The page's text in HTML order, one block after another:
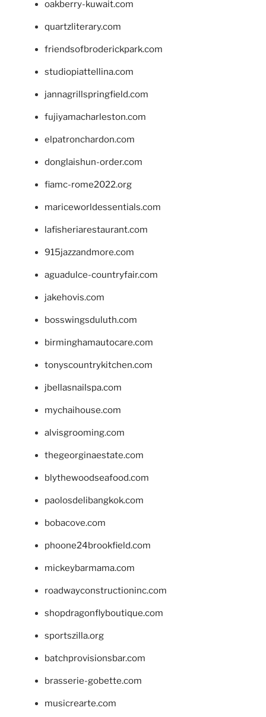
oakberry-kuwait.com
quartzliterary.com
friendsofbroderickpark.com
studiopiattellina.com
jannagrillspringfield.com
fujiyamacharleston.com
elpatronchardon.com
donglaishun-order.com
fiamc-rome2022.org
mariceworldessentials.com
lafisheriarestaurant.com
915jazzandmore.com
aguadulce-countryfair.com
jakehovis.com
bosswingsduluth.com
birminghamautocare.com
tonyscountrykitchen.com
jbellasnailspa.com
mychaihouse.com
alvisgrooming.com
thegeorginaestate.com
blythewoodseafood.com
paolosdelibangkok.com
bobacove.com
phoone24brookfield.com
mickeybarmama.com
roadwayconstructioninc.com
shopdragonflyboutique.com
sportszilla.org
batchprovisionsbar.com
brasserie-gobette.com
musicrearte.com